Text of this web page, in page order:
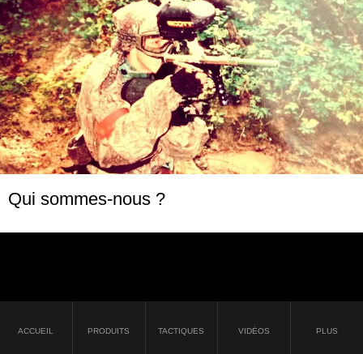
Qui sommes-nous ?
ACCUEIL PRODUITS TACTIQUES VIDÉOS PLUS